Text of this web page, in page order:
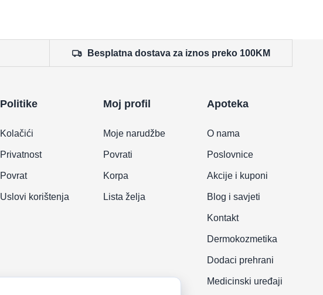
Besplatna dostava za iznos preko 100KM
Politike
Kolačići
Privatnost
Povrat
Uslovi korištenja
Moj profil
Moje narudžbe
Povrati
Korpa
Lista želja
Apoteka
O nama
Poslovnice
Akcije i kuponi
Blog i savjeti
Kontakt
Dermokozmetika
Dodaci prehrani
Medicinski uređaji